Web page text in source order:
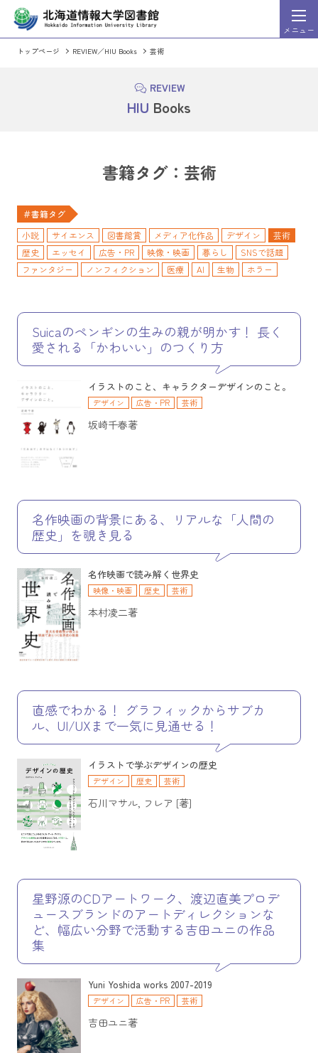
メニュー
トップページ REVIEW／HIU Books 芸術
REVIEW
HIU Books
書籍タグ：芸術
＃書籍タグ
小説
サイエンス 図書館賞 メディア化作品 デザイン
芸術
歴史
エッセイ 広告・PR 映像・映画 暮らし
SNSで話題
ファンタジー
ノンフィクション 医療 AI 生物
ホラー
社会科学
Suicaのペンギンの生みの親が明かす！ 長く
愛される「かわいい」のつくり方
イラストのこと、キャラクターデザインのこと。
デザイン 広告・PR 芸術
坂崎千春著
名作映画の背景にある、リアルな「人間の
歴史」を覗き見る
名作映画で読み解く世界史
映像・映画 歴史 芸術
本村凌二著
直感でわかる！ グラフィックからサブカ
ル、UI/UXまで一気に見通せる！
イラストで学ぶデザインの歴史
デザイン 歴史 芸術
石川マサル, フレア [著]
星野源のCDアートワーク、渡辺直美プロデ
ュースブランドのアートディレクションな
ど、幅広い分野で活動する吉田ユニの作品
集
Yuni Yoshida works 2007-2019
デザイン 広告・PR 芸術
吉田ユニ著
検索
刊東洋経済」「一橋ビジネスレビュー」など、東洋経
ジネス・企業情報誌を検索・閲覧することができるサ